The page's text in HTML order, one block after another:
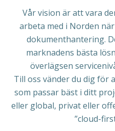
Vår vision är att vara
arbeta med i Norden
dokumenthantering.
marknadens bästa
överlägsen
Till oss vänder du dig för
som passar bäst i ditt
eller global, privat eller
”cloud-